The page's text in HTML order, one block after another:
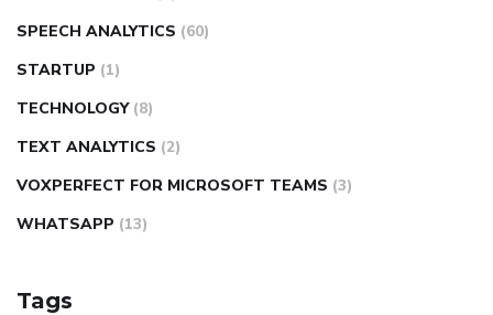
SPEECH ANALYTICS (60)
STARTUP (1)
TECHNOLOGY (8)
TEXT ANALYTICS (2)
VOXPERFECT FOR MICROSOFT TEAMS (3)
WHATSAPP (13)
Tags